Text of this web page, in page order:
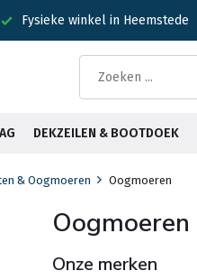
Fysieke winkel in Heemstede
DEKZEILEN & BOOTDOEK
& Oogmoeren Oogmoeren
Oogmoeren
Onze merken